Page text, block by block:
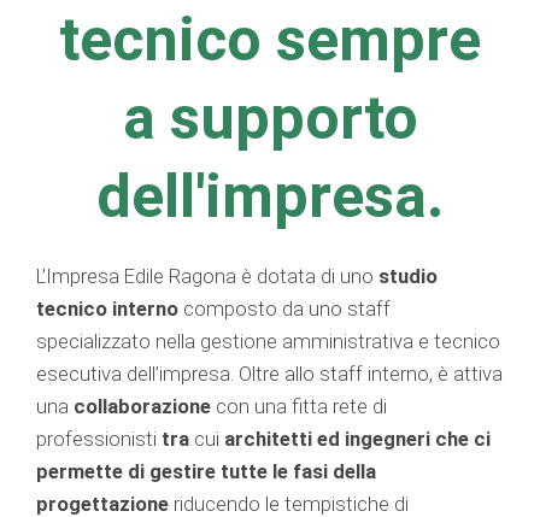
tecnico sempre
a supporto
dell'impresa.
L’Impresa Edile Ragona è dotata di uno studio
tecnico interno composto da uno staff
specializzato nella gestione amministrativa e tecnico
esecutiva dell’impresa. Oltre allo staff interno, è attiva
una collaborazione con una fitta rete di
professionisti tra cui architetti ed ingegneri che ci
permette di gestire tutte le fasi della
progettazione riducendo le tempistiche di